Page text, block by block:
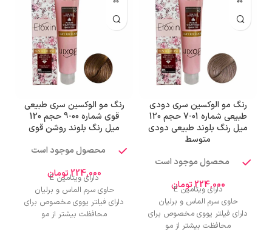
رنگ مو الوکسین سری دودی
طبیعی شماره 01-7 حجم 120
میل رنگ بلوند طبیعی دودی
متوسط
محصول موجود است
224,000تومان
دارای ویتامین E
حاوی سرم الماس و برلیان
دارای فیلتر یووی مخصوص برای
محافظت بیشتر از مو
رنگ مو الوکسین سری طبیعی
قوی شماره 00-9 حجم 120
میل رنگ بلوند روشن قوی
محصول موجود است
224,000تومان
دارای ویتامین E
حاوی سرم الماس و برلیان
دارای فیلتر یووی مخصوص برای
محافظت بیشتر از مو